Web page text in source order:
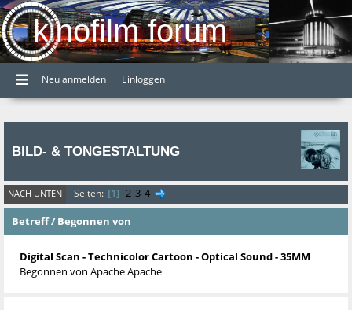
kinofilm forum
Neu anmelden Einloggen
BILD- & TONGESTALTUNG
NACH UNTEN Seiten 1 2 3 4
Betreff/ Begonnen von
Digital Scan - Technicolor Cartoon - Optical Sound - 35MM
Begonnen von Apache Apache